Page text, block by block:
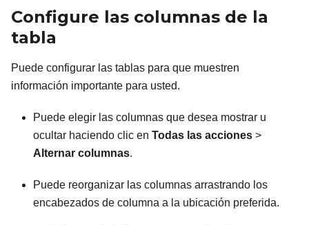
Configure las columnas de la
tabla
Puede configurar las tablas para que muestren
información importante para usted.
Puede elegir las columnas que desea mostrar u
ocultar haciendo clic en Todas las acciones >
Alternar columnas.
Puede reorganizar las columnas arrastrando los
encabezados de columna a la ubicación preferida.